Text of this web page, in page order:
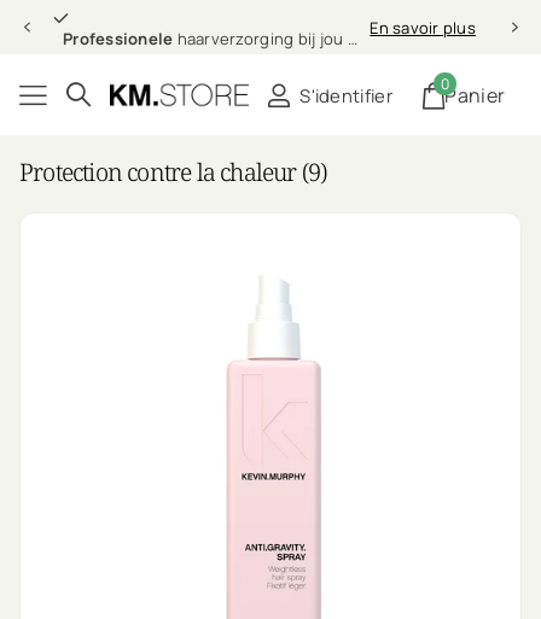
Professionele haarverzorging bij jou thuis En savoir plus
S'identifier Panier
0
Protection contre la chaleur (9)